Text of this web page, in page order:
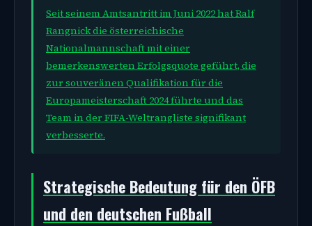
Seit seinem Amtsantritt im Juni 2022 hat Ralf
Rangnick die österreichische
Nationalmannschaft mit einer
bemerkenswerten Erfolgsquote geführt, die
zur souveränen Qualifikation für die
Europameisterschaft 2024 führte und das
Team in der FIFA-Weltrangliste signifikant
verbesserte.
Strategische Bedeutung für den ÖFB
und den deutschen Fußball